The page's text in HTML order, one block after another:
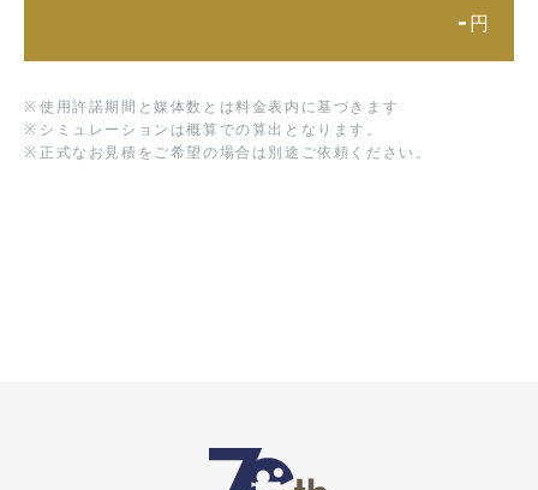
- 円
※ 使用許諾期間と媒体数とは料金表内に基づきます
※ シミュレーションは概算での算出となります。
※ 正式なお見積をご希望の場合は別途ご依頼ください。